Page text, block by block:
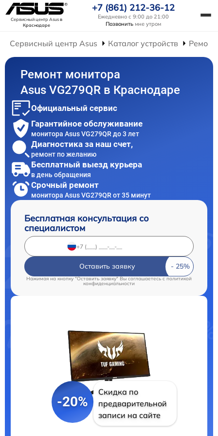
Сервисный центр Asusв
Краснодаре
+7 (861) 212-36-12
Ежедневно с 9:00 до 21:00
Позвонить мне утром
Сервисный центр Asus Каталог устройств
Ремонт монитора
Asus VG279QR в Краснодаре
Официальный сервис
Гарантийное обслуживание
монитора Asus VG279QR до 3 лет
Диагностика за наш счет,
ремонт по желанию
Бесплатный выезд курьера
в день обращения
Срочный ремонт
монитора Asus VG279QR от 35 минут
Бесплатная консультация со
специалистом
Оставить заявку
Нажимая на кнопку "Оставить заявку" Вы соглашаетесь c политикой
конфиденциальности
-20%
Скидка по
предварительной
записи на сайте